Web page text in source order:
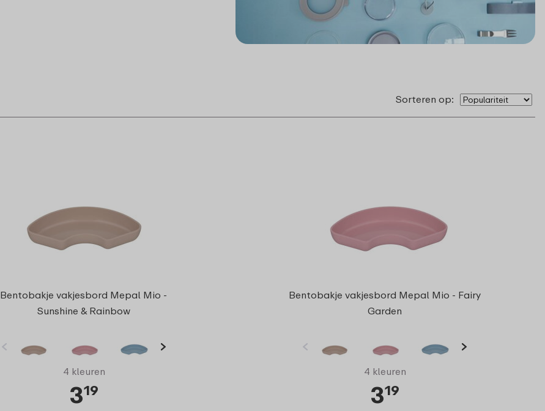
Sorteren op:
Bentobakje vakjesbord Mepal Mio -
Sunshine & Rainbow
4 kleuren
319
Bentobakje vakjesbord Mepal Mio - Fairy
Garden
4 kleuren
319